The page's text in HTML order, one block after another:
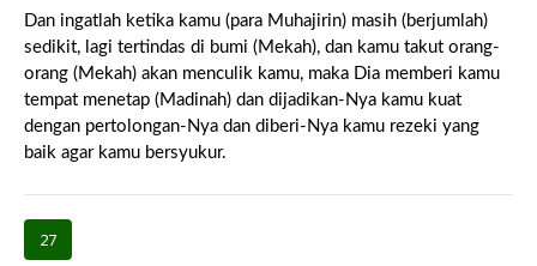
Dan ingatlah ketika kamu (para Muhajirin) masih (berjumlah)
sedikit, lagi tertindas di bumi (Mekah), dan kamu takut orang-
orang (Mekah) akan menculik kamu, maka Dia memberi kamu
tempat menetap (Madinah) dan dijadikan-Nya kamu kuat
dengan pertolongan-Nya dan diberi-Nya kamu rezeki yang
baik agar kamu bersyukur.
27